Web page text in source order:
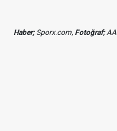
Haber;Sporx.com, Fotoğraf;AA